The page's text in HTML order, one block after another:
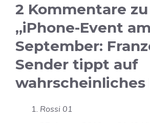
2 Kommentare zu
„iPhone-Event
September:
Sender tippt auf
wahrscheinliches
Rossi 01